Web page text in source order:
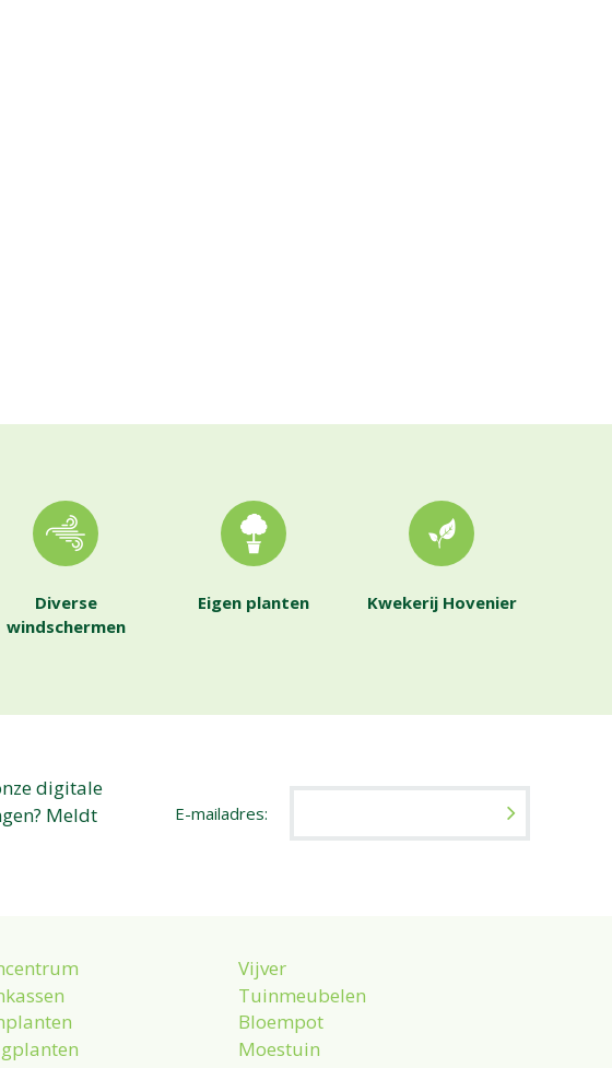
Diverse
windschermen
Eigen planten Kwekerij Hovenier
digitale
Meldt
E-mailadres:
Vijver
Tuinmeubelen
Bloempot
Moestuin